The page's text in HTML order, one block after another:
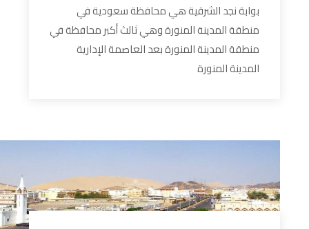
بوابة نجد الشرقية هي محافظة سعودية في
منطقة المدينة المنورة وهي ثالث أكبر محافظة في
منطقة المدينة المنورة بعد العاصمة الإدارية
المدينة المنورة